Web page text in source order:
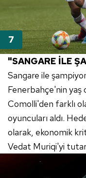
"SANGARE İLE
Sangare ile
Fenerbahçe'nin yaş
Comolli'den farklı
oyuncuları aldı.
olarak, ekonomik
Vedat Muriqi'yi